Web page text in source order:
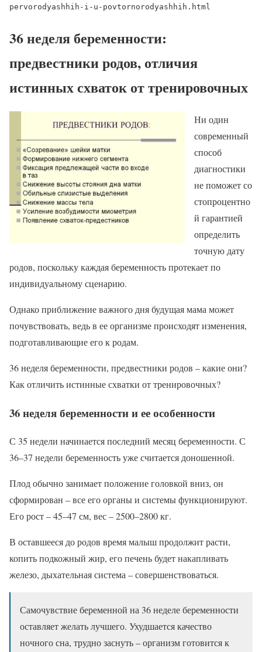
pervorodyashhih-i-u-povtornorodyashhih.html
36 неделя беременности:
предвестники родов, отличия
истинных схваток от тренировочных
Ни один
современный
способ
диагностики
не поможет со
стопроцентно
й гарантией
определить
точную дату
родов, поскольку каждая беременность протекает по
индивидуальному сценарию.
Однако приближение важного дня будущая мама может
почувствовать, ведь в ее организме происходят изменения,
подготавливающие его к родам.
36 неделя беременности, предвестники родов – какие они?
Как отличить истинные схватки от тренировочных?
36 неделя беременности и ее особенности
С 35 недели начинается последний месяц беременности. С
36–37 недели беременность уже считается доношенной.
Плод обычно занимает положение головкой вниз, он
сформирован – все его органы и системы функционируют.
Его рост – 45–47 см, вес – 2500–2800 кг.
В оставшееся до родов время малыш продолжит расти,
копить подкожный жир, его печень будет накапливать
железо, дыхательная система – совершенствоваться.
Самочувствие беременной на 36 неделе беременности
оставляет желать лучшего. Ухудшается качество
ночного сна, трудно заснуть – организм готовится к